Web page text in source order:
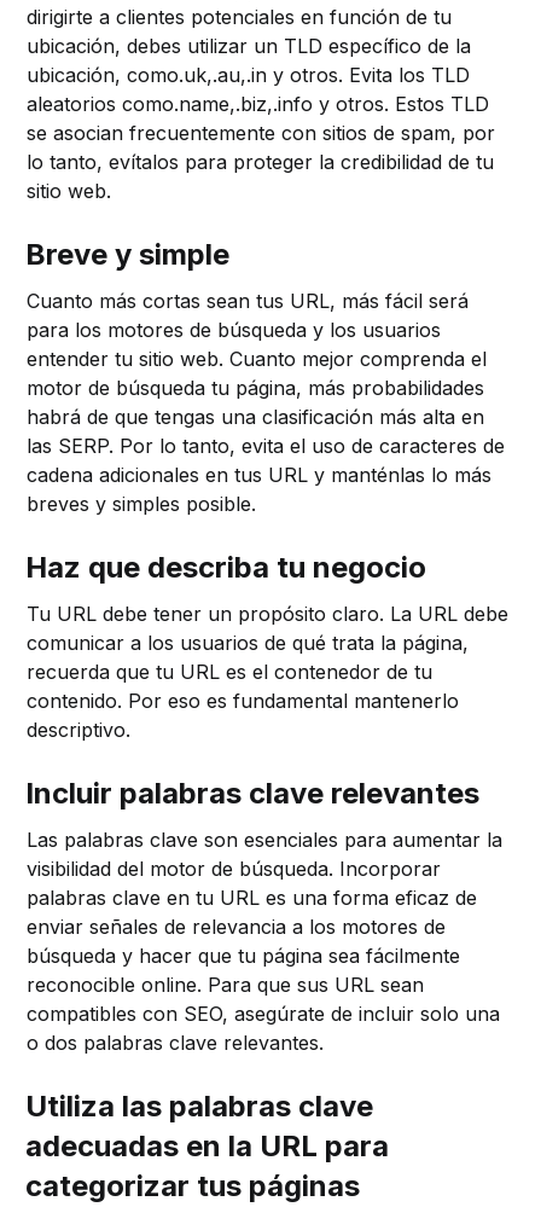
dirigirte a clientes potenciales en función de tu
ubicación, debes utilizar un TLD específico de la
ubicación, como.uk,.au,.in y otros. Evita los TLD
aleatorios como.name,.biz,.info y otros. Estos TLD
se asocian frecuentemente con sitios de spam, por
lo tanto, evítalos para proteger la credibilidad de tu
sitio web.
Breve y simple
Cuanto más cortas sean tus URL, más fácil será
para los motores de búsqueda y los usuarios
entender tu sitio web. Cuanto mejor comprenda el
motor de búsqueda tu página, más probabilidades
habrá de que tengas una clasificación más alta en
las SERP. Por lo tanto, evita el uso de caracteres de
cadena adicionales en tus URL y manténlas lo más
breves y simples posible.
Haz que describa tu negocio
Tu URL debe tener un propósito claro. La URL debe
comunicar a los usuarios de qué trata la página,
recuerda que tu URL es el contenedor de tu
contenido. Por eso es fundamental mantenerlo
descriptivo.
Incluir palabras clave relevantes
Las palabras clave son esenciales para aumentar la
visibilidad del motor de búsqueda. Incorporar
palabras clave en tu URL es una forma eficaz de
enviar señales de relevancia a los motores de
búsqueda y hacer que tu página sea fácilmente
reconocible online. Para que sus URL sean
compatibles con SEO, asegúrate de incluir solo una
o dos palabras clave relevantes.
Utiliza las palabras clave
adecuadas en la URL para
categorizar tus páginas